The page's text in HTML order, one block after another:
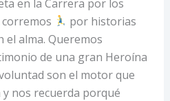
en la Carrera por los
corremos
por historias
alma. Queremos
de una gran Heroína
son el motor que
y nos recuerda porqué